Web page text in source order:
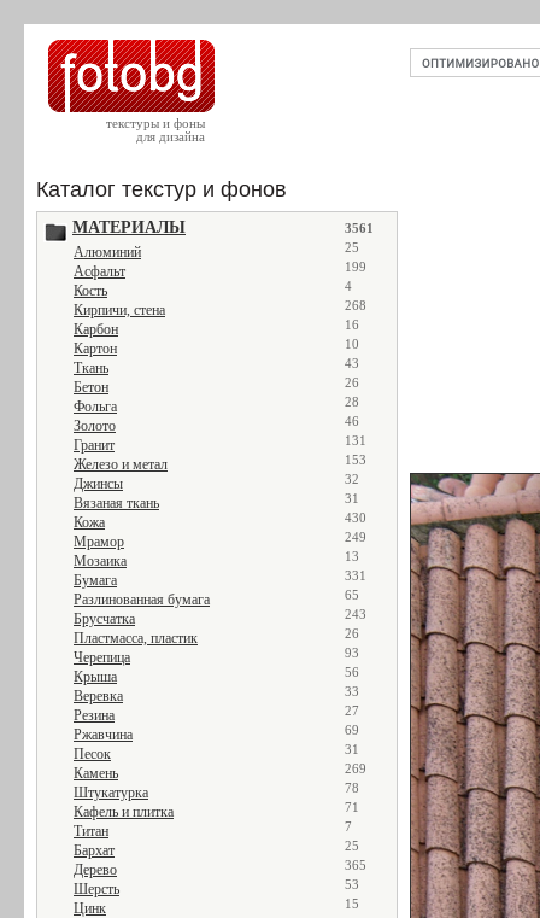
текстуры и фоны
для дизайна
Каталог текстур и фонов
МАТЕРИАЛЫ 3561
Алюминий 25
Асфальт 199
Кость 4
Кирпичи, стена 268
Карбон 16
Картон 10
Ткань 43
Бетон 26
Фольга 28
Золото 46
Гранит 131
Железо и метал 153
Джинсы 32
Вязаная ткань 31
Кожа 430
Мрамор 249
Мозаика 13
Бумага 331
Разлинованная бумага 65
Брусчатка 243
Пластмасса, пластик 26
Черепица 93
Крыша 56
Веревка 33
Резина 27
Ржавчина 69
Песок 31
Камень 269
Штукатурка 78
Кафель и плитка 71
Титан 7
Бархат 25
Дерево 365
Шерсть 53
Цинк 15